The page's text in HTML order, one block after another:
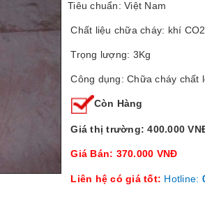
Tiêu chuẩn: Việt Nam
Chất liệu chữa cháy: khí CO2
Trọng lượng: 3Kg
Công dụng: Chữa cháy chất
Còn Hàng
Giá thị trường: 400.000
Giá Bán: 370.000 VNĐ
Liên hệ có giá tốt: Hotline: